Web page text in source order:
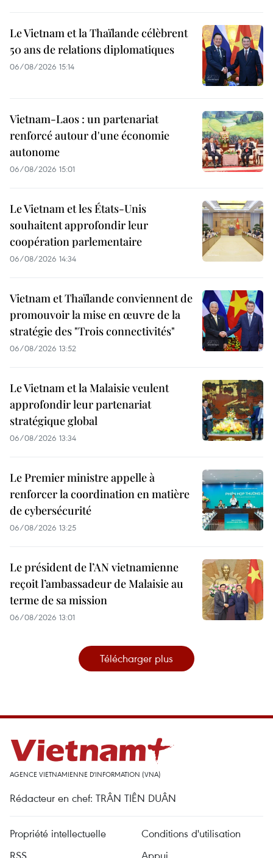
Le Vietnam et la Thaïlande célèbrent
50 ans de relations diplomatiques
06/08/2026 15:14
Vietnam-Laos : un partenariat
renforcé autour d'une économie
autonome
06/08/2026 15:01
Le Vietnam et les États-Unis
souhaitent approfondir leur
coopération parlementaire
06/08/2026 14:34
Vietnam et Thaïlande conviennent de
promouvoir la mise en œuvre de la
stratégie des "Trois connectivités"
06/08/2026 13:52
Le Vietnam et la Malaisie veulent
approfondir leur partenariat
stratégique global
06/08/2026 13:34
Le Premier ministre appelle à
renforcer la coordination en matière
de cybersécurité
06/08/2026 13:25
Le président de l’AN vietnamienne
reçoit l’ambassadeur de Malaisie au
terme de sa mission
06/08/2026 13:01
Télécharger plus
AGENCE VIETNAMIENNE D'INFORMATION (VNA)
Rédacteur en chef: TRÂN TIÊN DUÂN
Propriété intellectuelle
Conditions d'utilisation
RSS
Appui